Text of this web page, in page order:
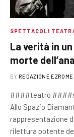
SPETTACOLI
La verità in
morte
BY REDAZIONE EZROME
####teatro
Allo Spazio
rappresentazione
rilettura potente